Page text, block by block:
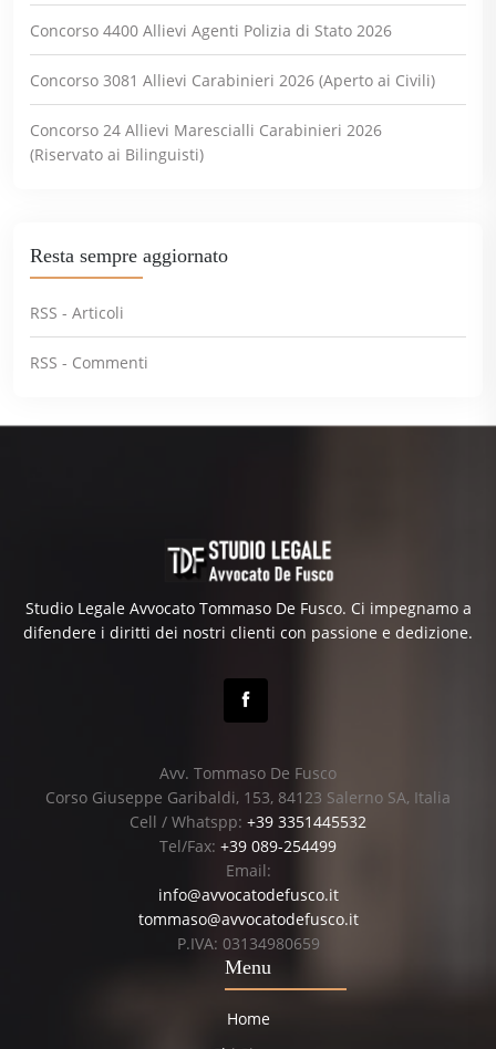
Concorso 4400 Allievi Agenti Polizia di Stato 2026
Concorso 3081 Allievi Carabinieri 2026 (Aperto ai Civili)
Concorso 24 Allievi Marescialli Carabinieri 2026
(Riservato ai Bilinguisti)
Resta sempre aggiornato
RSS - Articoli
RSS - Commenti
Studio Legale Avvocato Tommaso De Fusco. Ci impegnamo a
difendere i diritti dei nostri clienti con passione e dedizione.
Avv. Tommaso De Fusco
Corso Giuseppe Garibaldi, 153, 84123 Salerno SA, Italia
Cell / Whatspp: +39 3351445532
Tel/Fax: +39 089-254499
Email:
info@avvocatodefusco.it
tommaso@avvocatodefusco.it
P.IVA: 03134980659
Menu
Home